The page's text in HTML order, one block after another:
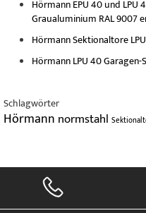
Hörmann EPU 40 und
Graualuminium RAL 9007
Hörmann Sektionaltore
Hörmann LPU 40
Schlagwörter
Hörmann normstahl